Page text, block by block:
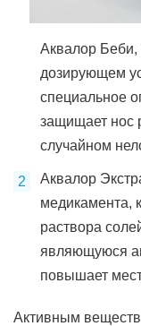
Аквалор Беби,
дозирующем
специальное
защищает нос
случайном
Аквалор
медикамента,
раствора
являющуюся
повышает
Активным